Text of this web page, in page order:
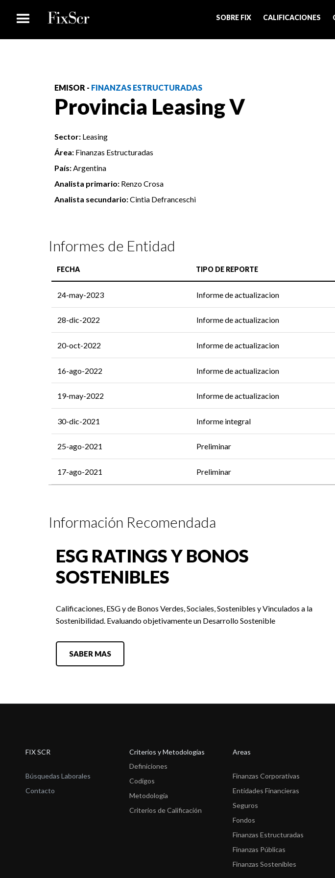
SOBRE FIX CALIFICACIONES
EMISOR - FINANZAS ESTRUCTURADAS
Provincia Leasing V
Sector: Leasing
Área: Finanzas Estructuradas
País:Argentina
Analista primario: Renzo Crosa
Analista secundario:Cintia Defranceschi
Informes de Entidad
FECHA TIPO DE REPORTE
24-may-2023 Informe de actualizacion
28-dic-2022 Informe de actualizacion
20-oct-2022 Informe de actualizacion
16-ago-2022 Informe de actualizacion
19-may-2022 Informe de actualizacion
30-dic-2021 Informe integral
25-ago-2021 Preliminar
17-ago-2021 Preliminar
Información Recomendada
ESG RATINGS Y BONOS
SOSTENIBLES
Calificaciones, ESG y de Bonos Verdes, Sociales, Sostenibles y Vinculados a la
Sostenibilidad. Evaluando objetivamente un Desarrollo Sostenible
SABER MAS
FIX SCR
Búsquedas Laborales
Contacto
Criterios y Metodologías
Definiciones
Codigos
Metodología
Criterios de Calificación
Areas
Finanzas Corporativas
Entidades Financieras
Seguros
Fondos
Finanzas Estructuradas
Finanzas Públicas
Finanzas Sostenibles